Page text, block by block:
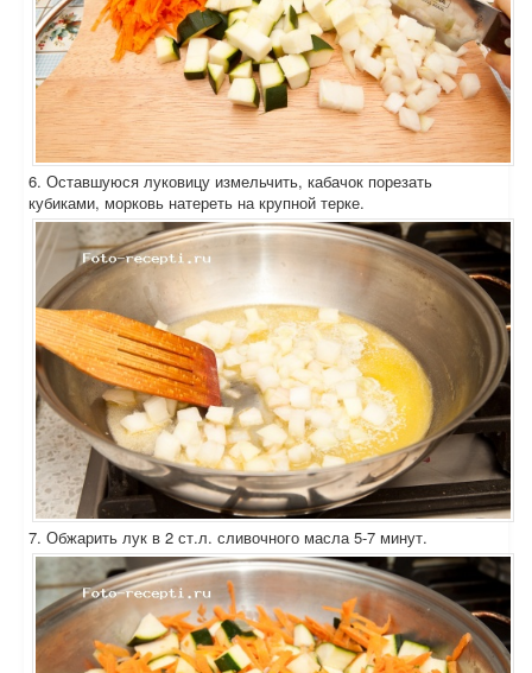
6. Оставшуюся луковицу измельчить, кабачок порезать
кубиками, морковь натереть на крупной терке.
7. Обжарить лук в 2 ст.л. сливочного масла 5-7 минут.